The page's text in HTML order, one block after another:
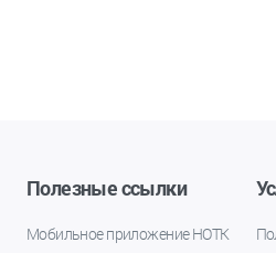
Полезные ссылки
Мобильное приложение НОТК